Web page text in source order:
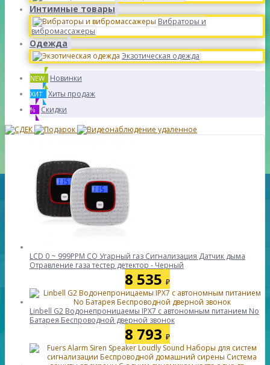
Интимные товары
Вибраторы и
вибромассажеры
Одежда
Экзотическая одежда
NEW Новинки
ХИТ Хиты продаж
% Скидки
LCD 0 ~ 999PPM CO Угарный газ Сигнализация Датчик дыма
Отравление газа тестер детектор - Черный
8 535 ₽
Linbell G2 Водонепроницаемы IPX7 с автономным питанием No
Батарея Беспроводной дверной звонок
8 793 ₽